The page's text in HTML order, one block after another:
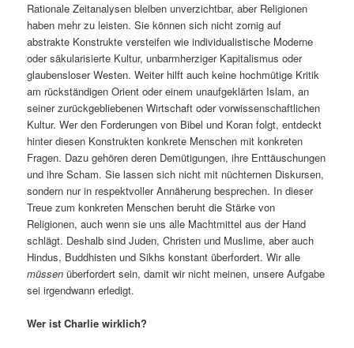
Rationale Zeitanalysen bleiben unverzichtbar, aber Religionen
haben mehr zu leisten. Sie können sich nicht zornig auf
abstrakte Konstrukte versteifen wie individualistische Moderne
oder säkularisierte Kultur, unbarmherziger Kapitalismus oder
glaubensloser Westen. Weiter hilft auch keine hochmütige Kritik
am rückständigen Orient oder einem unaufgeklärten Islam, an
seiner zurückgebliebenen Wirtschaft oder vorwissenschaftlichen
Kultur. Wer den Forderungen von Bibel und Koran folgt, entdeckt
hinter diesen Konstrukten konkrete Menschen mit konkreten
Fragen. Dazu gehören deren Demütigungen, ihre Enttäuschungen
und ihre Scham. Sie lassen sich nicht mit nüchternen Diskursen,
sondern nur in respektvoller Annäherung besprechen. In dieser
Treue zum konkreten Menschen beruht die Stärke von
Religionen, auch wenn sie uns alle Machtmittel aus der Hand
schlägt. Deshalb sind Juden, Christen und Muslime, aber auch
Hindus, Buddhisten und Sikhs konstant überfordert. Wir alle
müssen überfordert sein, damit wir nicht meinen, unsere Aufgabe
sei irgendwann erledigt.
Wer ist Charlie wirklich?